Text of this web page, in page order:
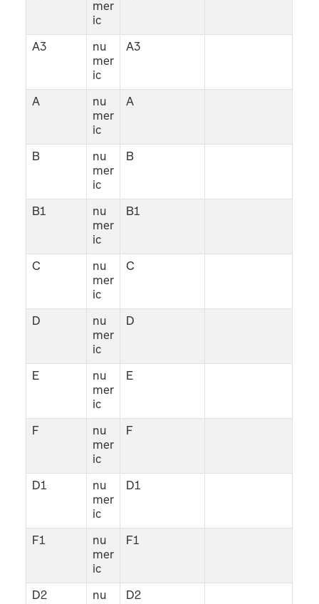
mer
ic
A3
nu
mer
ic
A3
A
nu
mer
ic
A
B
nu
mer
ic
B
B1
nu
mer
ic
B1
C
nu
mer
ic
C
D
nu
mer
ic
D
E
nu
mer
ic
E
F
nu
mer
ic
F
D1
nu
mer
ic
D1
F1
nu
mer
ic
F1
D2 nu D2